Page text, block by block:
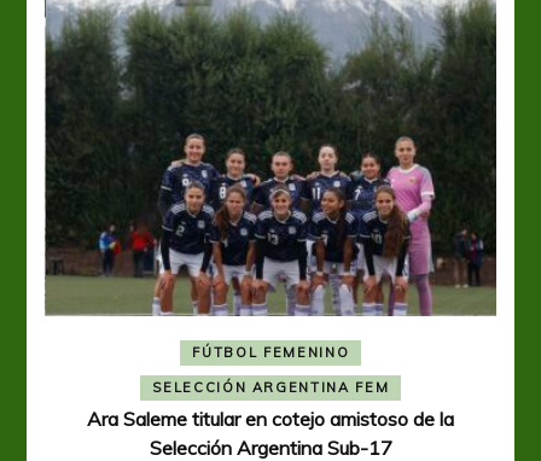
FÚTBOL FEMENINO
SELECCIÓN ARGENTINA FEM
Ara Saleme titular en cotejo amistoso de la
Selección Argentina Sub-17